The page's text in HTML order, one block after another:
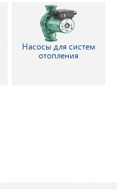
Насосы для систем
отопления